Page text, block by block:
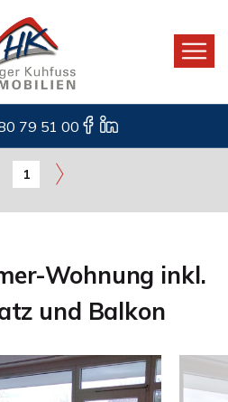
79 51 00
1
Wohnung inkl.
und Balkon